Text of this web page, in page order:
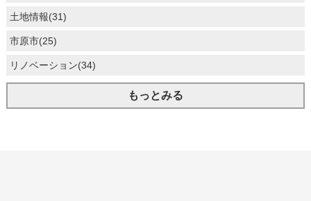
土地情報(31)
市原市(25)
リノベーション(34)
もっとみる